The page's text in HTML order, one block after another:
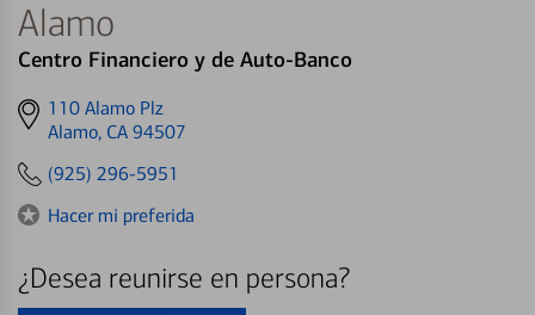
Alamo
Centro Financiero y de Auto-Banco
Get
directions
110 Alamo Plz
Alamo, CA 94507
(925) 296-5951
Hacer mi preferida
¿Desea reunirse en persona?